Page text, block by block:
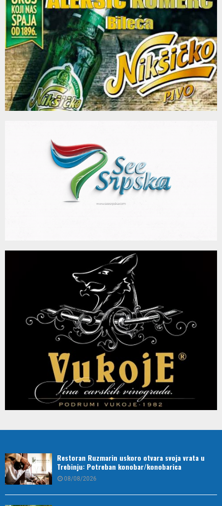
Restoran Ruzmarin uskoro otvara svoja vrata u
Trebinju: Potreban konobar/konobarica
08/08/2026